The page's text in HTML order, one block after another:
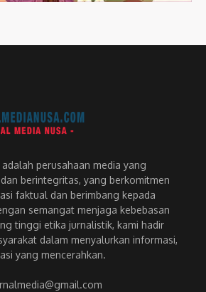
adalah perusahaan media yang
berintegritas, yang berkomitmen
faktual dan berimbang kepada
semangat menjaga kebebasan
tinggi etika jurnalistik, kami hadir
dalam menyalurkan informasi,
yang mencerahkan.